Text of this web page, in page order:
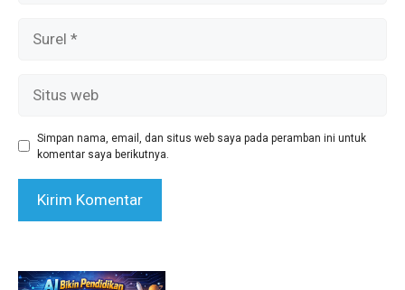
web
Simpan nama, email, dan situs web saya pada peramban ini untuk
komentar saya berikutnya.